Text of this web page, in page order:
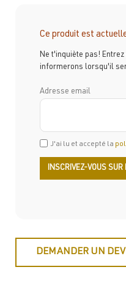
Ce produit est
Ne t'inquiète pas!
informerons lorsqu'il
Adresse email
J'ai lu et accepté la
DEMANDER UN